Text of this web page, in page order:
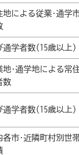
地による従業･通学
通学者数(15歳以上)
地･通学地による常
数
通学者数(15歳以上)
各市･近隣町村別世